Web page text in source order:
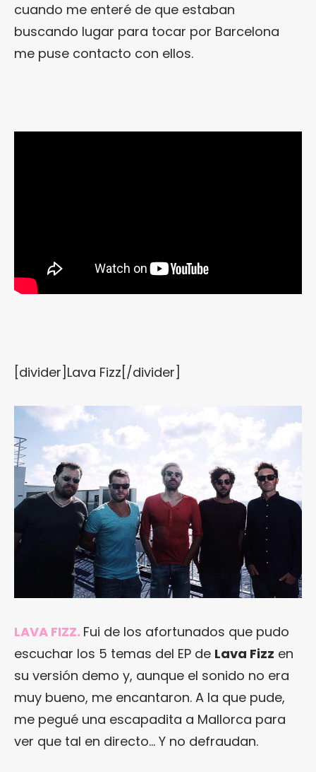
cuando me enteré de que estaban
buscando lugar para tocar por Barcelona
me puse contacto con ellos.
[divider]Lava Fizz[/divider]
LAVA FIZZ. Fui de los afortunados que pudo
escuchar los 5 temas del EP de Lava Fizz en
su versión demo y, aunque el sonido no era
muy bueno, me encantaron. A la que pude,
me pegué una escapadita a Mallorca para
ver que tal en directo… Y no defraudan.